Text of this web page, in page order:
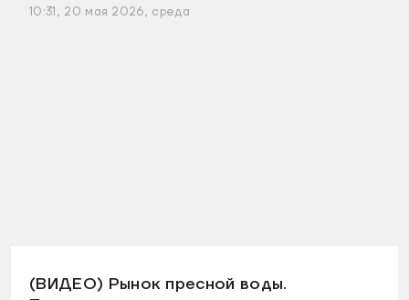
10:31, 20 мая 2026, среда
(ВИДЕО) Рынок пресной воды.